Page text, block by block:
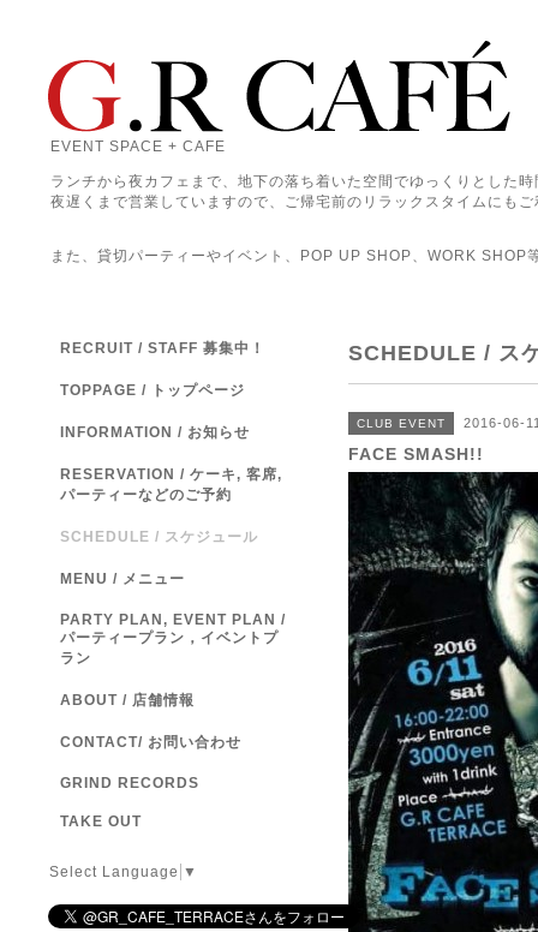
EVENT SPACE + CAFE
ランチから夜カフェまで、地下の落ち着いた空間でゆっくりとした
夜遅くまで営業していますので、ご帰宅前のリラックスタイムにも
また、貸切パーティーやイベント、POP UP SHOP、WORK SHOP
SCHEDULE / ス
CLUB EVENT 2016-06-
FACE SMASH!!
RECRUIT / STAFF 募集中！
TOPPAGE / トップページ
INFORMATION / お知らせ
RESERVATION / ケーキ, 客席,
パーティーなどのご予約
SCHEDULE / スケジュール
MENU / メニュー
PARTY PLAN, EVENT PLAN /
パーティープラン，イベントプ
ラン
ABOUT / 店舗情報
CONTACT/ お問い合わせ
GRIND RECORDS
TAKE OUT
Select Language ▼